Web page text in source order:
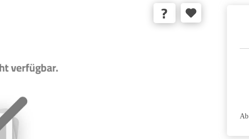
Ab